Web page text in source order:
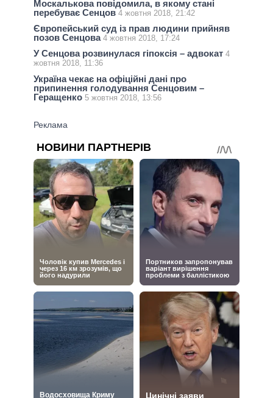
Москалькова повідомила, в якому стані
перебуває Сенцов 4 жовтня 2018, 21:42
Європейський суд із прав людини прийняв
позов Сенцова 4 жовтня 2018, 17:24
У Сенцова розвинулася гіпоксія – адвокат 4
жовтня 2018, 11:36
Україна чекає на офіційні дані про
припинення голодування Сенцовим –
Геращенко 5 жовтня 2018, 13:56